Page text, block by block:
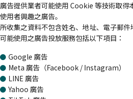
廣告提供業者可能使用 Cookie 等技術取得
使用者興趣之廣告。
所收集之資料不包含姓名、地址、電子郵件
可能使用之廣告投放服務包括以下項目：
Google 廣告
Meta 廣告（Facebook / Instagram）
LINE 廣告
Yahoo 廣告